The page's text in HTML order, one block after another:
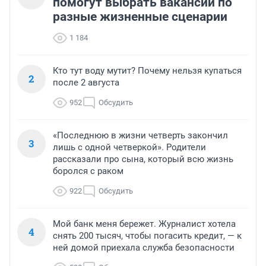
разные жизненные сценарии
1 184
2
Кто тут воду мутит? Почему нельзя купаться
после 2 августа
952 Обсудить
3
«Последнюю в жизни четверть закончил
лишь с одной четверкой». Родители
рассказали про сына, который всю жизнь
боролся с раком
922 Обсудить
4
Мой банк меня бережет. Журналист хотела
снять 200 тысяч, чтобы погасить кредит, — к
ней домой приехала служба безопасности